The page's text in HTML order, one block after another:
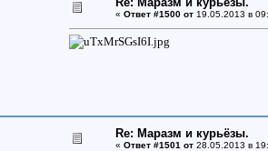
« Ответ #1500 от19.05.2013 в
Re: Маразм и курьёзы.
« Ответ #1501 от28.05.2013 в